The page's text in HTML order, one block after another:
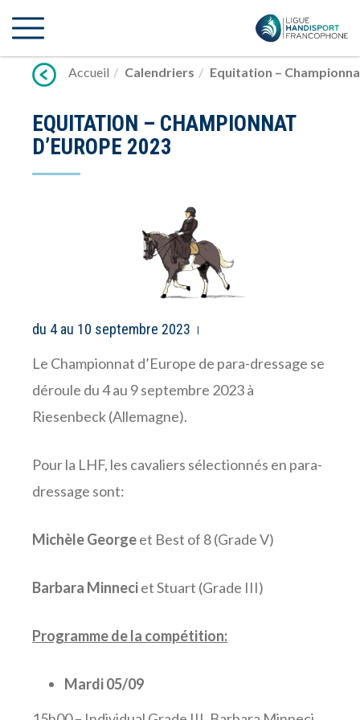
vers
Accueil
Calendriers Equitation –
EQUITATION – CHAMPIONNAT
D’EUROPE 2023
du 4 au 10 septembre 2023
Le Championnat d’Europe de para-dressage se
déroule du 4 au 9 septembre 2023 à
Riesenbeck (Allemagne).
Pour la LHF, les cavaliers sélectionnés en para-
dressage sont:
Michèle Georgeet Best of 8 (Grade V)
Barbara Minneciet Stuart (Grade III)
Programme de la compétition:
Mardi 05/09